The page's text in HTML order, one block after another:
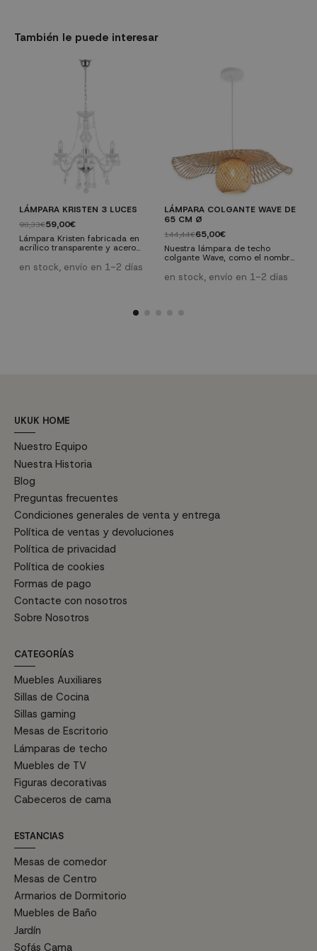
También le puede interesar
LÁMPARA KRISTEN 3 LUCES
98,33€59,00€
Lámpara Kristen fabricada en
acrílico transparente y acero
puntos de luz y son necesarias 3
bombillas de casquillo E-14 de
en stock, envío en 1-2 días
LÁMPARA COLGANTE WAVE DE
65 CM Ø
144,44€65,00€
Nuestra lámpara de techo
colgante Wave, como el nombre
visualmente ligera, transmite
una sensación de movimiento
en stock, envío en 1-2 días
UKUK HOME
Nuestro Equipo
Nuestra Historia
Blog
Preguntas frecuentes
Condiciones generales de venta y entrega
Política de ventas y devoluciones
Política de privacidad
Política de cookies
Formas de pago
Contacte con nosotros
Sobre Nosotros
CATEGORÍAS
Muebles Auxiliares
Sillas de Cocina
Sillas gaming
Mesas de Escritorio
Lámparas de techo
Muebles de TV
Figuras decorativas
Cabeceros de cama
ESTANCIAS
Mesas de comedor
Mesas de Centro
Armarios de Dormitorio
Muebles de Baño
Jardín
Sofás Cama